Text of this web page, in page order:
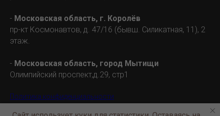
- Московская область, г. Королёв
пр-кт Космонавтов, д. 47/16 (бывш. Силикатная, 11), 2
этаж.
- Московская область, город Мытищи
Олимпийский проспект,д.29, стр1
Политика конфиденциальности